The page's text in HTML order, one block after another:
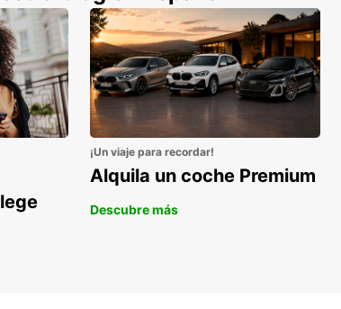
¡Un viaje para recordar!
Alquila un coche Premium
Descubre más